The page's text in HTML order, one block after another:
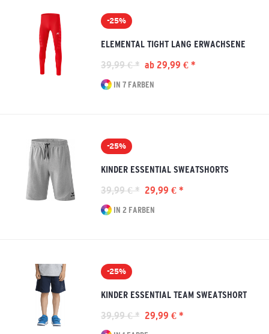
-25%
ELEMENTAL TIGHT LANG ERWACHSENE
39,99 € * ab 29,99 € *
IN 7 FARBEN
-25%
KINDER ESSENTIAL SWEATSHORTS
39,99 € * 29,99 € *
IN 2 FARBEN
-25%
KINDER ESSENTIAL TEAM SWEATSHORT
39,99 € * 29,99 € *